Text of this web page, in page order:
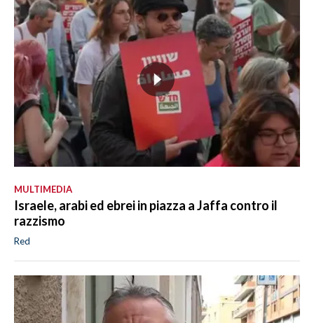
MULTIMEDIA
Israele, arabi ed ebrei in piazza a Jaffa contro il
razzismo
Red